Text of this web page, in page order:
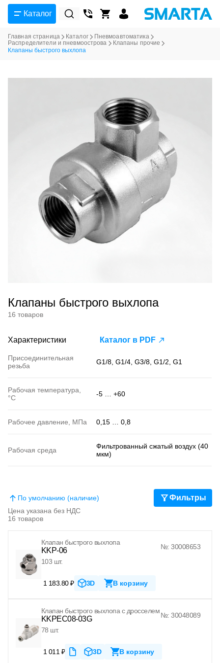
Каталог
Главная страница Каталог
Пневмоавтоматика
Распределители и пневмоострова
Клапаны прочие
Клапаны быстрого выхлопа
Клапаны быстрого выхлопа
16 товаров
Характеристики Каталог в PDF
Присоединительная
резьба
G1/8, G1/4, G3/8, G1/2, G1
Рабочая температура,
°С
-5 … +60
Рабочее давление, МПа 0,15 … 0,8
Рабочая среда
Фильтрованный сжатый воздух (40
мкм)
16 товаров
Цена указана без НДС
По умолчанию (наличие) Фильтры
Клапан быстрого выхлопа
KKP-06
№: 30008653
103 шт.
1 183.80 ₽ 3D В корзину
Клапан быстрого выхлопа с дросселем
KKPEC08-03G
№: 30048089
78 шт.
1 011 ₽ 3D В корзину